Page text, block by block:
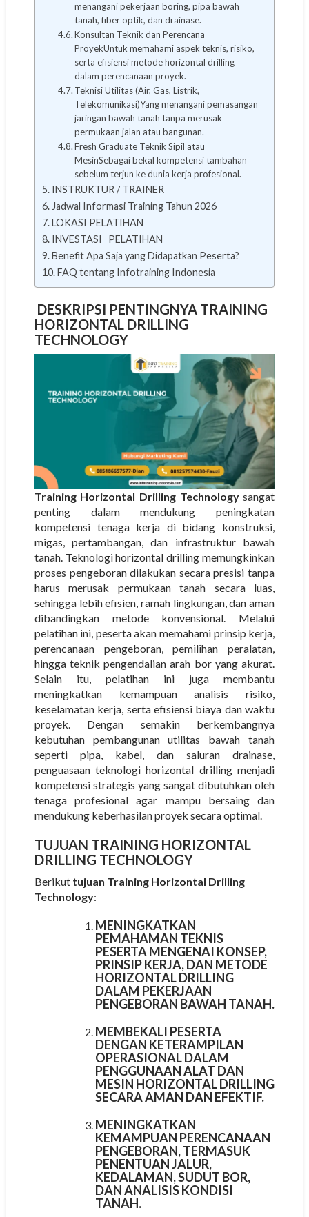
menangani pekerjaan boring, pipa bawah
tanah, fiber optik, dan drainase.
Konsultan Teknik dan Perencana
ProyekUntuk memahami aspek teknis, risiko,
serta efisiensi metode horizontal drilling
dalam perencanaan proyek.
Teknisi Utilitas (Air, Gas, Listrik,
Telekomunikasi)Yang menangani pemasangan
jaringan bawah tanah tanpa merusak
permukaan jalan atau bangunan.
Fresh Graduate Teknik Sipil atau
MesinSebagai bekal kompetensi tambahan
sebelum terjun ke dunia kerja profesional.
INSTRUKTUR / TRAINER
Jadwal Informasi Training Tahun 2026
LOKASI PELATIHAN
INVESTASI PELATIHAN
Benefit Apa Saja yang Didapatkan Peserta?
FAQ tentang Infotraining Indonesia
DESKRIPSI PENTINGNYA TRAINING
HORIZONTAL DRILLING
TECHNOLOGY
Training Horizontal Drilling Technologysangat
penting dalam mendukung peningkatan
kompetensi tenaga kerja di bidang konstruksi,
migas, pertambangan, dan infrastruktur bawah
tanah. Teknologi horizontal drilling memungkinkan
proses pengeboran dilakukan secara presisi tanpa
harus merusak permukaan tanah secara luas,
sehingga lebih efisien, ramah lingkungan, dan aman
dibandingkan metode konvensional. Melalui
pelatihan ini, peserta akan memahami prinsip kerja,
perencanaan pengeboran, pemilihan peralatan,
hingga teknik pengendalian arah bor yang akurat.
Selain itu, pelatihan ini juga membantu
meningkatkan kemampuan analisis risiko,
keselamatan kerja, serta efisiensi biaya dan waktu
proyek. Dengan semakin berkembangnya
kebutuhan pembangunan utilitas bawah tanah
seperti pipa, kabel, dan saluran drainase,
penguasaan teknologi horizontal drilling menjadi
kompetensi strategis yang sangat dibutuhkan oleh
tenaga profesional agar mampu bersaing dan
mendukung keberhasilan proyek secara optimal.
TUJUAN TRAINING HORIZONTAL
DRILLING TECHNOLOGY
Berikut tujuan Training Horizontal Drilling
Technology:
MENINGKATKAN
PEMAHAMAN TEKNIS
PESERTAMENGENAI KONSEP,
PRINSIP KERJA, DAN METODE
HORIZONTAL DRILLING
DALAM PEKERJAAN
PENGEBORAN BAWAH TANAH.
MEMBEKALI PESERTA
DENGAN KETERAMPILAN
OPERASIONALDALAM
PENGGUNAAN ALAT DAN
MESIN HORIZONTAL DRILLING
SECARA AMAN DAN EFEKTIF.
MENINGKATKAN
KEMAMPUAN PERENCANAAN
PENGEBORAN, TERMASUK
PENENTUAN JALUR,
KEDALAMAN, SUDUT BOR,
DAN ANALISIS KONDISI
TANAH.